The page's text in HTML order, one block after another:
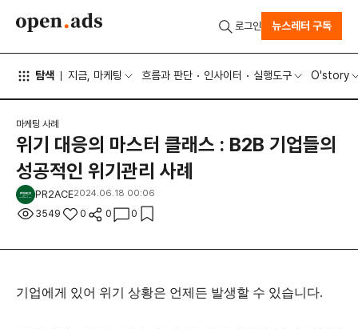
탐색 지금, 마케팅 흐름과 판단 인사이터 실행도구 O'story
로그인 뉴스레터 구독
마케팅 사례
위기 대응의 마스터 클래스 : B2B 기업들의
성공적인 위기관리 사례
PR2ACE2024.06.18 00:06
3549 0 0 0
기업에게 있어 위기 상황은 언제든 발생할 수 있습니다.